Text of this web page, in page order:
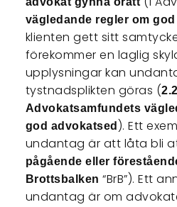
vägledande regler om
klienten gett sitt
förekommer en laglig
upplysningar kan
tystnadsplikten göras (
Advokatsamfundets
god advokatsed ). Ett
undantag är att låta bli
pågående eller
Brottsbalken “BrB”). Ett
undantag är om